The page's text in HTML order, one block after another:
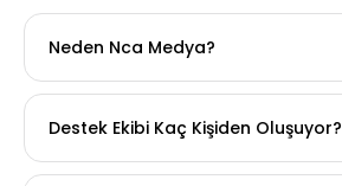
Neden Nca Medya?
Destek Ekibi Kaç Kişiden Oluşuyor?